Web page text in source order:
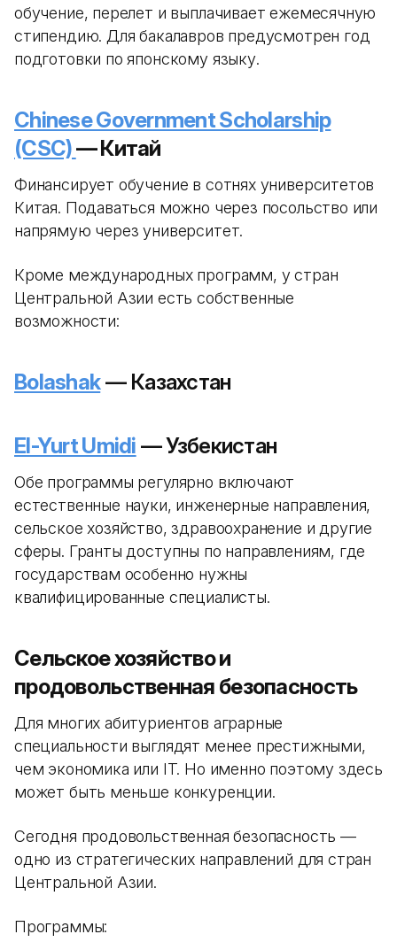
обучение, перелет и выплачивает ежемесячную
стипендию. Для бакалавров предусмотрен год
подготовки по японскому языку.
Chinese Government Scholarship
(CSC)— Китай
Финансирует обучение в сотнях университетов
Китая. Подаваться можно через посольство или
напрямую через университет.
Кроме международных программ, у стран
Центральной Азии есть собственные
возможности:
Bolashak— Казахстан
El-Yurt Umidi — Узбекистан
Обе программы регулярно включают
естественные науки, инженерные направления,
сельское хозяйство, здравоохранение и другие
сферы. Гранты доступны по направлениям, где
государствам особенно нужны
квалифицированные специалисты.
Сельское хозяйство и
продовольственная безопасность
Для многих абитуриентов аграрные
специальности выглядят менее престижными,
чем экономика или IT. Но именно поэтому здесь
может быть меньше конкуренции.
Сегодня продовольственная безопасность —
одно из стратегических направлений для стран
Центральной Азии.
Программы: